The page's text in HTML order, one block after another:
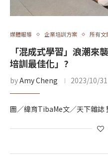
媒體報導 企業培訓方案 所有文
「混成式學習」浪潮來
培訓最佳化」?
byAmy Cheng 2023/10/31
圖／緯育TibaMe文／天下雜誌